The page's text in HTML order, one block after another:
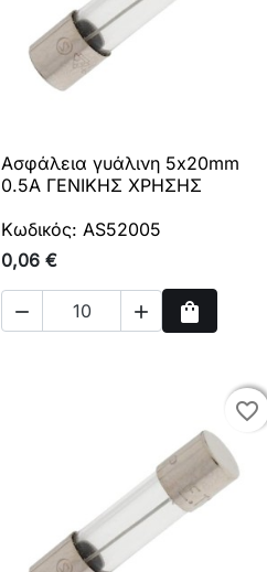
 Γρήγορη προβολή
Ασφάλεια γυάλινη 5x20mm
0.5A ΓΕΝΙΚΗΣ ΧΡΗΣΗΣ
Κωδικός: AS52005
0,06 €
  shopping_bag
Αγορά
favorite_border
favorite_border